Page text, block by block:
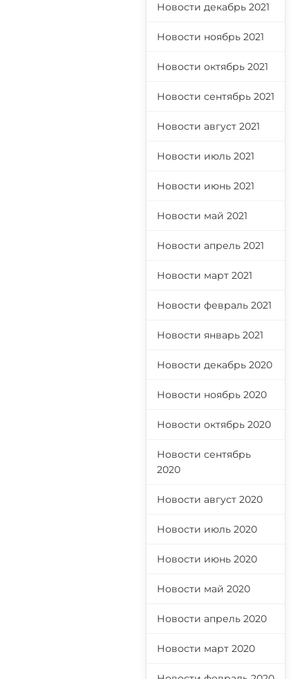
Новости декабрь 2021
Новости ноябрь 2021
Новости октябрь 2021
Новости сентябрь 2021
Новости август 2021
Новости июль 2021
Новости июнь 2021
Новости май 2021
Новости апрель 2021
Новости март 2021
Новости февраль 2021
Новости январь 2021
Новости декабрь 2020
Новости ноябрь 2020
Новости октябрь 2020
Новости сентябрь
2020
Новости август 2020
Новости июль 2020
Новости июнь 2020
Новости май 2020
Новости апрель 2020
Новости март 2020